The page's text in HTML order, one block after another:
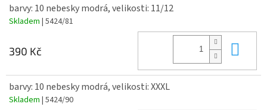
barvy: 10 nebesky modrá, velikosti: 11/12
Skladem | 5424/81
390 Kč
barvy: 10 nebesky modrá, velikosti: XXXL
Skladem | 5424/90